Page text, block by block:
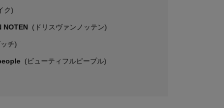
ク)
NOTEN (ドリスヴァンノッテン)
チ)
(ビューティフルピープル)